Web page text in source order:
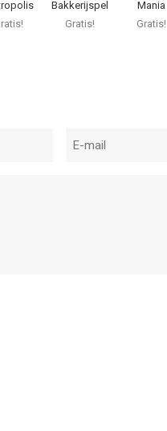
Bakkerijspel
Gratis!
Mania
Gratis!